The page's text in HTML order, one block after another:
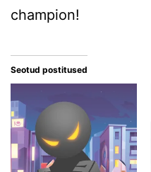
champion!
Seotud postitused